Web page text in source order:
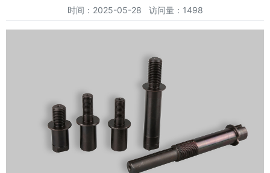
时间：2025-05-28 访问量：1498